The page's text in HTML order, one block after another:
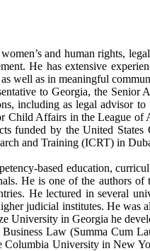
and human rights,
He has extensive
well as in meaningful
to Georgia, the
including as legal advisor
Affairs in the League of
funded by the United
and Training (ICRT) in
based education,
He is one of the authors
He lectured in several
judicial institutes. He was
in Georgia he
Law (Summa Cum
University in New